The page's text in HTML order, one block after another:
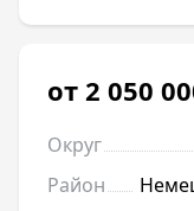
от 2 050
Округ
Район